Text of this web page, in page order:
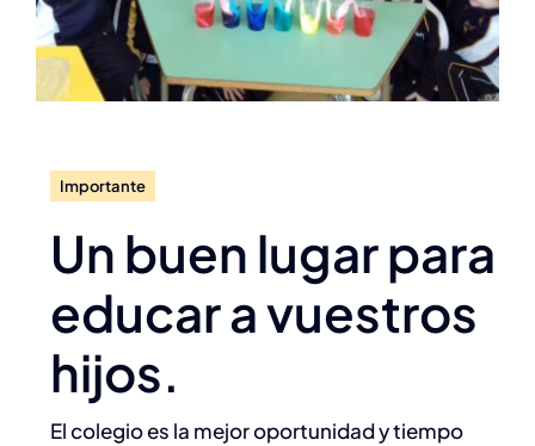
Importante
Un buen lugar para
educar a vuestros
hijos.
El colegio es la mejor oportunidad y tiempo